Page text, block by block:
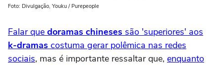
Foto: Divulgação, Youku / Purepeople
Falar que doramas chineses são 'superiores' aos
k-dramas costuma gerar polêmica nas redes
sociais, mas é importante ressaltar que, enquanto